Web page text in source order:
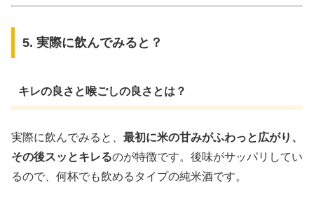
5. 実際に飲んでみると？
キレの良さと喉ごしの良さとは？
実際に飲んでみると、 最初に米の甘みがふわっと広がり、
その後スッとキレるのが特徴です。後味がサッパリしてい
るので、何杯でも飲めるタイプの純米酒です。